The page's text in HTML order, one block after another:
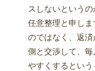
スしないというの
任意整理と申し
のではなく、返
側と交渉して、
やすくするという